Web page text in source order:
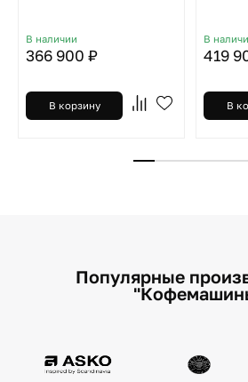
В наличии
366 900 ₽
В корзину
В
419
В
Популярные